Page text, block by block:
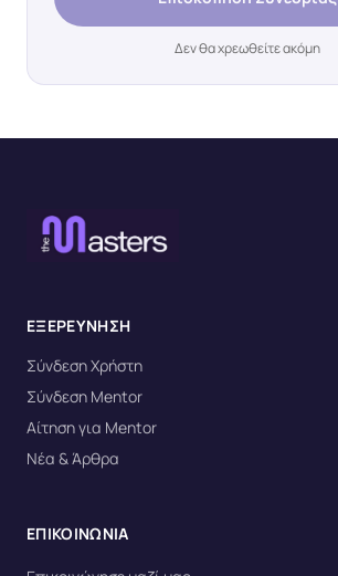
Δεν θα χρεωθείτε ακόμη
ΕΞΕΡΕΥΝΗΣΗ
Σύνδεση Χρήστη
Σύνδεση Mentor
Αίτηση για Mentor
Νέα & Άρθρα
ΕΠΙΚΟΙΝΩΝΙΑ